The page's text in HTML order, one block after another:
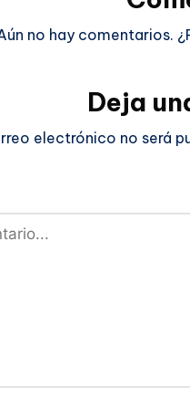
no hay comentarios.
Deja
electrónico no será